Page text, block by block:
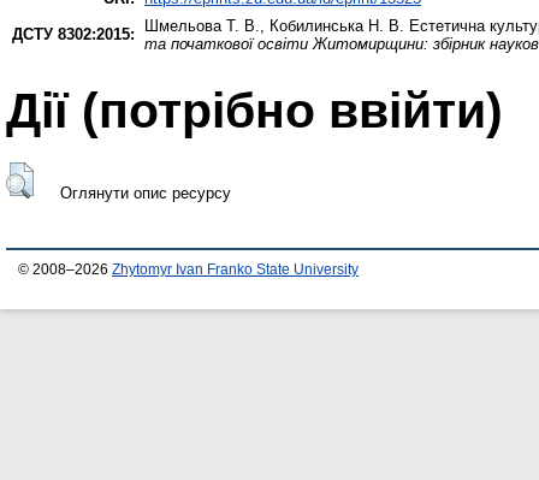
ДСТУ 8302:2015:
Шмельова Т. В., Кобилинська Н. В. Естетична
та початкової освіти Житомирщини: збірник
Дії ​​(потрібно ввійти)
Оглянути опис ресурсу
© 2008–2026 Zhytomyr Ivan Franko State University